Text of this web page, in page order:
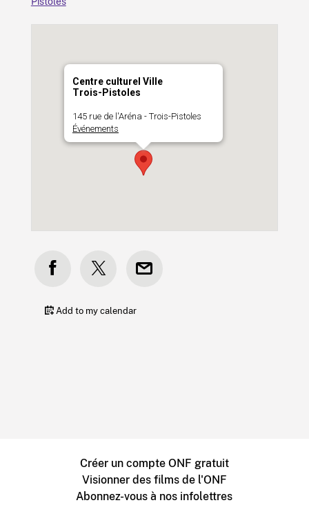
Centre culturel Ville
Trois-Pistoles
145 rue de l'Aréna - Trois-Pistoles
Événements
Add to my calendar
Créer un compte ONF gratuit
Visionner des films de l'ONF
Abonnez-vous à nos infolettres